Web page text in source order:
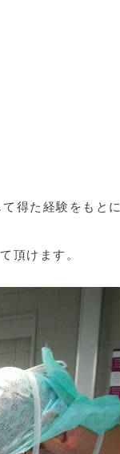
得た経験をもとに
頂けます。